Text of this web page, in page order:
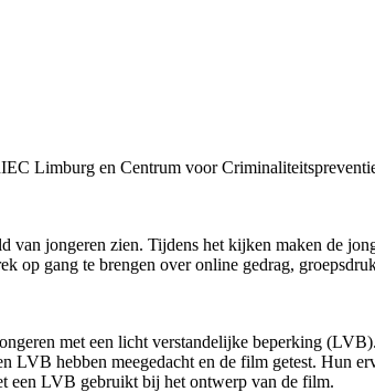
Limburg en Centrum voor
jongeren zien. Tijdens het kijken maken de
op gang te brengen over online gedrag,
met een licht verstandelijke beperking
LVB hebben meegedacht en de film getest. Hun
een LVB gebruikt bij het ontwerp van de film.